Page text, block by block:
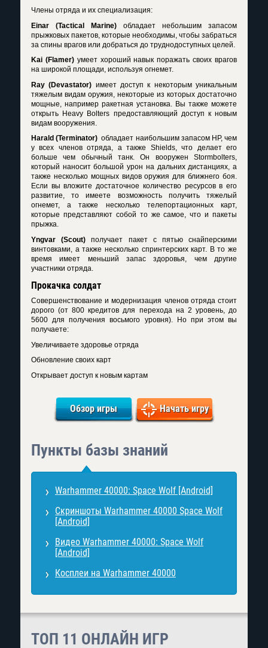
Члены отряда и их специализация:
Einar (Tactical Marine) обладает небольшим запасом
прыжковых пакетов, которые необходимы, чтобы забраться
за спины врагов или добраться до труднодоступных целей.
Kai (Flamer)умеет хороший навык поражать своих врагов
на широкой площади, используя огнемет.
Ray (Devastator) имеет доступ к некоторым уникальным
тяжелым видам оружия, некоторые из которых достаточно
мощные, например ракетная установка. Вы также можете
открыть Heavy Bolters предоставляющий доступ к новым
видам вооружения.
Harald (Terminator) обладает наибольшим запасом HP, чем
у всех членов отряда, а также Shields, что делает его
больше чем обычный танк. Он вооружен Stormbolters,
который наносит большой урон на дальних дистанциях, а
также несколько мощных видов оружия для ближнего боя.
Если вы вложите достаточное количество ресурсов в его
развитие, то имеете возможность получить тяжелый
огнемет, а также несколько телепортационных карт,
которые представляют собой то же самое, что и пакеты
прыжка.
Yngvar (Scout) получает пакет с пятью снайперскими
винтовками, а также несколько спринтерских карт. В то же
время имеет меньший запас здоровья, чем другие
участники отряда.
Прокачка солдат
Совершенствование и модернизация членов отряда стоит
дорого (от 800 кредитов для перехода на 2 уровень, до
5600 для получения восьмого уровня). Но при этом вы
получаете:
Увеличиваете здоровье отряда
Обновление своих карт
Открывает доступ к новым картам
Обзор игры Начать игру
Пункты базы знаний
Warhammer 40000: Space Wolf [Android]
Скриншоты Warhammer 40000 Space Wolf
[Android]
Видео Warhammer 40000: Space Wolf
[Android]
Косплеи на Warhammer 40000
ТОП 11 ОНЛАЙН ИГР